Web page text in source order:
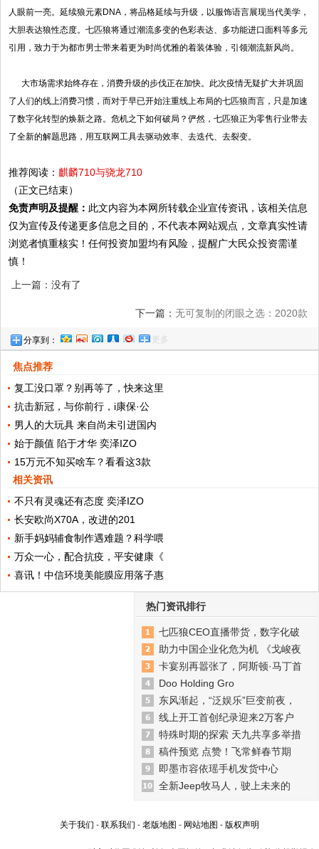
人眼前一亮。延续狼元素DNA，将品格延续与升级，以服饰语言展现当代美学，
大胆表达狼性态度。七匹狼将通过潮流多变的色彩表达、多功能进口面料等多元
引用，致力于为都市男士带来着更为时尚优雅的着装体验，引领潮流新风尚。
大市场需求始终存在，消费升级的步伐正在加快。此次疫情无疑扩大并巩固
了人们的线上消费习惯，而对于早已开始注重线上布局的七匹狼而言，只是加速
了数字化转型的焕新之路。危机之下如何破局？俨然，七匹狼正为零售行业带去
了全新的解题思路，用互联网工具去驱动效率、去迭代、去裂变。
推荐阅读： 麒麟710与骁龙710
（正文已结束）
免责声明及提醒： 此文内容为本网所转载企业宣传资讯，该相关信息
仅为宣传及传递更多信息之目的，不代表本网站观点，文章真实性请
浏览者慎重核实！任何投资加盟均有风险，提醒广大民众投资需谨
慎！
上一篇：没有了
下一篇： 无可复制的闭眼之选：2020款
分享到： 更多
焦点推荐
复工没口罩？别再等了，快来这里
抗击新冠，与你前行，i康保·公
男人的大玩具 来自尚未引进国内
始于颜值 陷于才华 奕泽IZO
15万元不知买啥车？看看这3款
相关资讯
不只有灵魂还有态度 奕泽IZO
长安欧尚X70A，改进的201
新手妈妈辅食制作遇难题？科学喂
万众一心，配合抗疫，平安健康《
喜讯！中信环境美能膜应用落子惠
热门资讯排行
七匹狼CEO直播带货，数字化破
助力中国企业化危为机 《戈峻夜
卡宴别再嚣张了，阿斯顿·马丁首
Doo Holding Gro
东风渐起，“泛娱乐”巨变前夜，
线上开工首创纪录迎来2万客户
特殊时期的探索 天九共享多举措
稿件预览 点赞！飞常鲜春节期
即墨市容依瑶手机发货中心
全新Jeep牧马人，驶上未来的
关于我们 - 联系我们 - 老版地图 - 网站地图 - 版权声明